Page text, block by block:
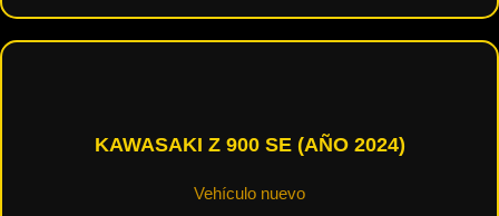
KAWASAKI Z 900 SE (AÑO 2024)
Vehículo nuevo